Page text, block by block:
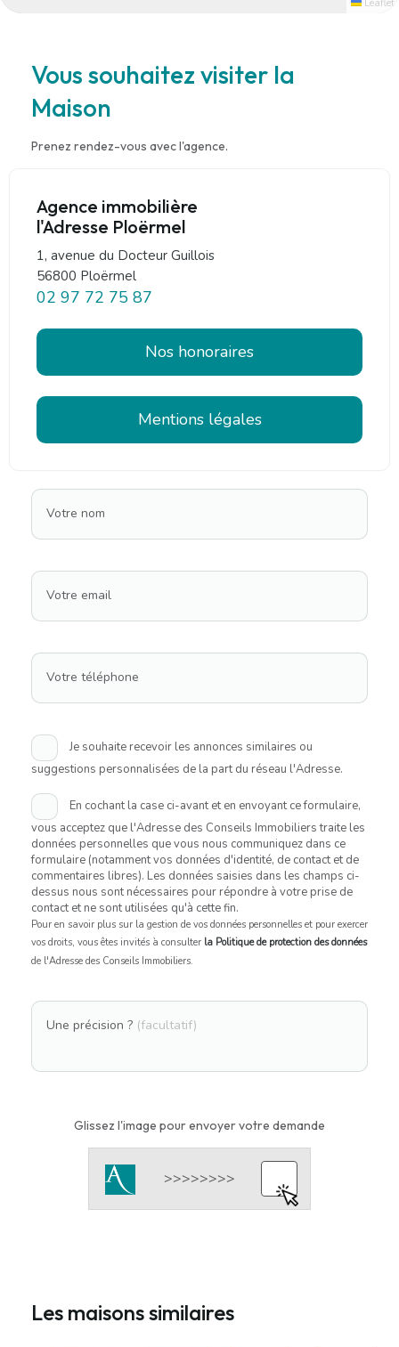
Leaflet
Vous souhaitez visiter la
Maison
Prenez rendez-vous avec l'agence.
Agence immobilière
l'Adresse Ploërmel
1, avenue du Docteur Guillois
56800 Ploërmel
02 97 72 75 87
Nos honoraires
Mentions légales
Votre nom
Votre email
Votre téléphone
Je souhaite recevoir les annonces similaires ou
suggestions personnalisées de la part du réseau l'Adresse.
En cochant la case ci-avant et en envoyant ce formulaire,
vous acceptez que l'Adresse des Conseils Immobiliers traite les
données personnelles que vous nous communiquez dans ce
formulaire (notamment vos données d'identité, de contact et de
commentaires libres). Les données saisies dans les champs ci-
dessus nous sont nécessaires pour répondre à votre prise de
contact et ne sont utilisées qu'à cette fin.
Pour en savoir plus sur la gestion de vos données personnelles et pour exercer
vos droits, vous êtes invités à consulter la Politique de protection des données
de l'Adresse des Conseils Immobiliers.
Une précision ? (facultatif)
Glissez l'image pour envoyer votre demande
Les maisons similaires